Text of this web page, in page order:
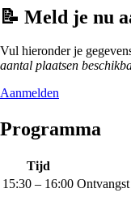
📝 Meld je nu
Vul hieronder je
aantal plaatsen
Aanmelden
Programma
Tijd
15:30 – 16:00 Ontvangst